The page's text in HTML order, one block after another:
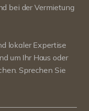
bei der Vermietung
lokaler Expertise
um Ihr Haus oder
Sprechen Sie